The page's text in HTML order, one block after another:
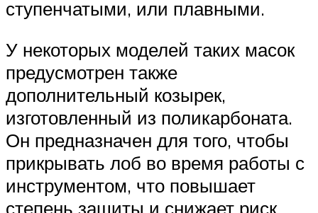
ступенчатыми, или плавными.
У некоторых моделей таких масок
предусмотрен также
дополнительный козырек,
изготовленный из поликарбоната.
Он предназначен для того, чтобы
прикрывать лоб во время работы с
инструментом, что повышает
степень защиты и снижает риск